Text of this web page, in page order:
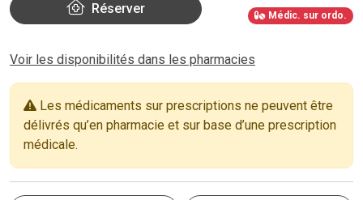
Réserver Médic. sur ordo.
Voir les disponibilités dans les pharmacies
Les médicaments sur prescriptions ne peuvent être
délivrés qu’en pharmacie et sur base d’une prescription
médicale.